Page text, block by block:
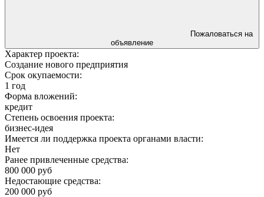
объявление
Характер проекта:
Создание нового предприятия
Срок окупаемости:
1 год
Форма вложений:
кредит
Степень освоения проекта:
бизнес-идея
Имеется ли поддержка проекта органами власти:
Нет
Ранее привлеченные средства:
800 000 руб
Недостающие средства:
200 000 руб